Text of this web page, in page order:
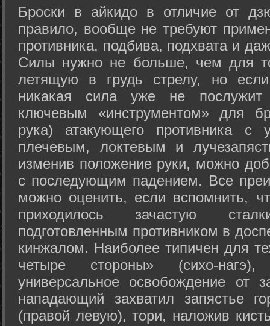
Броски в айкидо в отличие от
правило, вообще не требуют
противника, подбива, подхвата и
Силы нужно не больше, чем для
летящую в грудь стрелу, но
никакая сила уже не
ключевым «инструментом» для
рука) атакующего противника с
плечевым, локтевым и
изменив положение руки, можно
с последующим падением. Все
можно оценить, если вспомнить,
приходилось зачастую
подготовленным противником в
кинжалом. Наиболее типичен для
четыре стороны» (сихо-
универсальное освобождение от
нападающий захватил запястье
(правой левую), тори, наложив